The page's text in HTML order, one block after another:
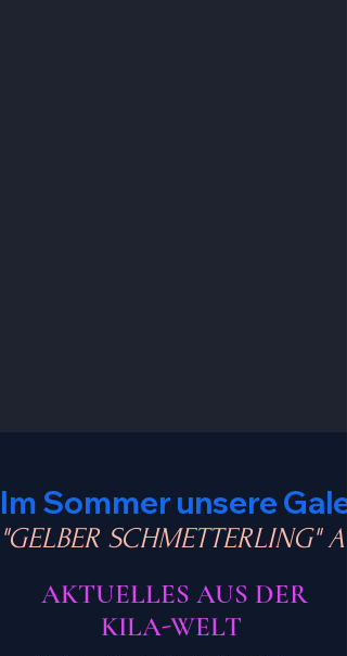
Im Sommer unsere
"GELBER SCHMETTERLING"
AKTUELLES AUS DER
KILA-WELT